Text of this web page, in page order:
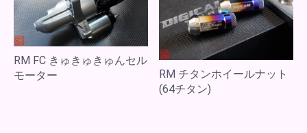
RM FC きゅきゅきゅんセル
モーター
RM チタンホイールナット
(64チタン)